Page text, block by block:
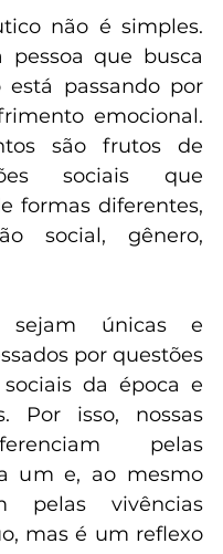
não é simples.
pessoa que busca
passando por
emocional.
são frutos de
sociais que
formas diferentes,
social, gênero,
sejam únicas e
por questões
da época e
isso, nossas
pelas
um e, ao mesmo